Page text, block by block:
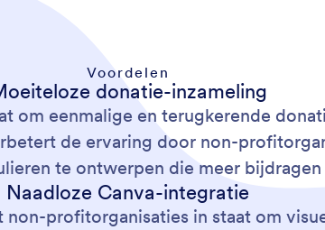
Voordelen
donatie-inzameling
eenmalige en terugkerende
de ervaring door non-
te ontwerpen die meer
Naadloze Canva-integratie
profitorganisaties in staat om